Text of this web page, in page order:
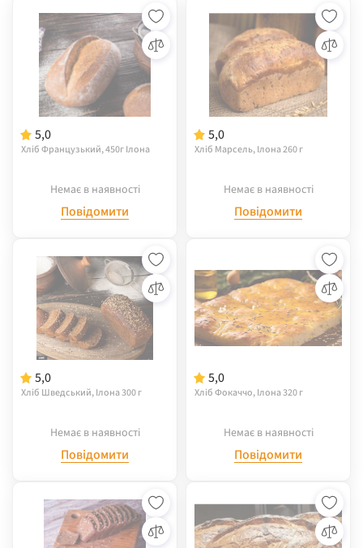
5,0
Хліб Французький, 450г Ілона
Немає в наявності
Повідомити
5,0
Хліб Марсель, Ілона 260 г
Немає в наявності
Повідомити
5,0
Хліб Шведський, Ілона 300 г
Немає в наявності
Повідомити
5,0
Хліб Фокаччо, Ілона 320 г
Немає в наявності
Повідомити